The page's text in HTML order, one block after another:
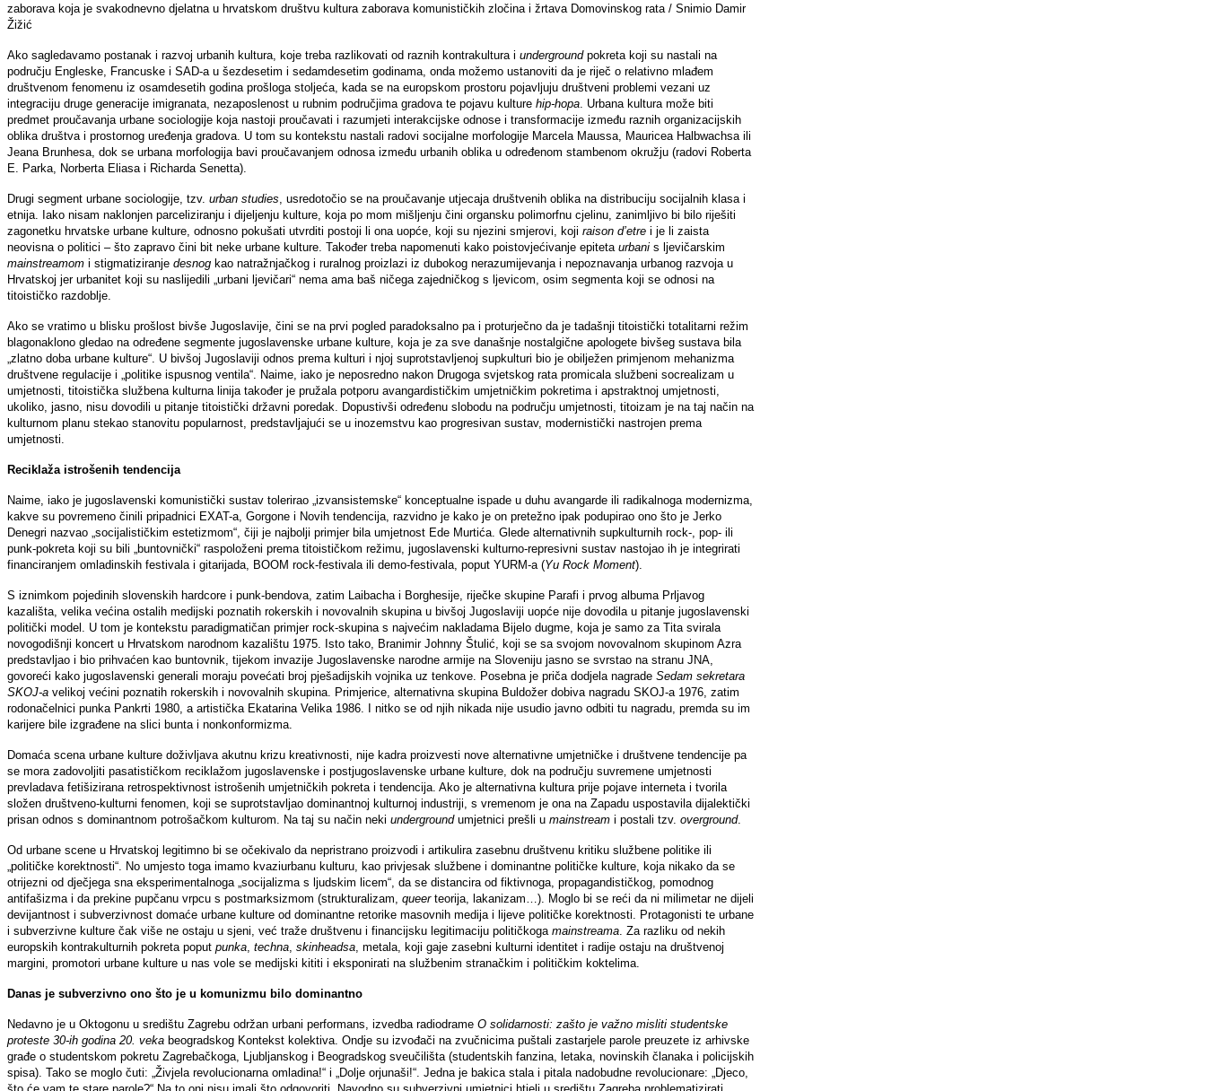
zaborava koja je svakodnevno djelatna u hrvatskom društvu kultura zaborava komunističkih zločina i žrtava Domovinskog rata / Snimio Damir
Žižić
Ako sagledavamo postanak i razvoj urbanih kultura, koje treba razlikovati od raznih kontrakultura i undergroundpokreta koji su nastali na
području Engleske, Francuske i SAD-a u šezdesetim i sedamdesetim godinama, onda možemo ustanoviti da je riječ o relativno mlađem
društvenom fenomenu iz osamdesetih godina prošloga stoljeća, kada se na europskom prostoru pojavljuju društveni problemi vezani uz
integraciju druge generacije imigranata, nezaposlenost u rubnim područjima gradova te pojavu kulture hip-hopa . Urbana kultura može biti
predmet proučavanja urbane sociologije koja nastoji proučavati i razumjeti interakcijske odnose i transformacije između raznih organizacijskih
oblika društva i prostornog uređenja gradova. U tom su kontekstu nastali radovi socijalne morfologije Marcela Maussa, Mauricea Halbwachsa ili
Jeana Brunhesa, dok se urbana morfologija bavi proučavanjem odnosa između urbanih oblika u određenom stambenom okružju (radovi Roberta
E. Parka, Norberta Eliasa i Richarda Senetta).
Drugi segment urbane sociologije, tzv. urban studies , usredotočio se na proučavanje utjecaja društvenih oblika na distribuciju socijalnih klasa i
etnija. Iako nisam naklonjen parceliziranju i dijeljenju kulture, koja po mom mišljenju čini organsku polimorfnu cjelinu, zanimljivo bi bilo riješiti
zagonetku hrvatske urbane kulture, odnosno pokušati utvrditi postoji li ona uopće, koji su njezini smjerovi, koji raison d’etre i je li zaista
neovisna o politici – što zapravo čini bit neke urbane kulture. Također treba napomenuti kako poistovjećivanje epiteta urbani s ljevičarskim
mainstreamom i stigmatiziranje desnog kao natražnjačkog i ruralnog proizlazi iz dubokog nerazumijevanja i nepoznavanja urbanog razvoja u
Hrvatskoj jer urbanitet koji su naslijedili „urbani ljevičari“ nema ama baš ničega zajedničkog s ljevicom, osim segmenta koji se odnosi na
titoističko razdoblje.
Ako se vratimo u blisku prošlost bivše Jugoslavije, čini se na prvi pogled paradoksalno pa i proturječno da je tadašnji titoistički totalitarni režim
blagonaklono gledao na određene segmente jugoslavenske urbane kulture, koja je za sve današnje nostalgične apologete bivšeg sustava bila
„zlatno doba urbane kulture“. U bivšoj Jugoslaviji odnos prema kulturi i njoj suprotstavljenoj supkulturi bio je obilježen primjenom mehanizma
društvene regulacije i „politike ispusnog ventila“. Naime, iako je neposredno nakon Drugoga svjetskog rata promicala službeni socrealizam u
umjetnosti, titoistička službena kulturna linija također je pružala potporu avangardističkim umjetničkim pokretima i apstraktnoj umjetnosti,
ukoliko, jasno, nisu dovodili u pitanje titoistički državni poredak. Dopustivši određenu slobodu na području umjetnosti, titoizam je na taj način na
kulturnom planu stekao stanovitu popularnost, predstavljajući se u inozemstvu kao progresivan sustav, modernistički nastrojen prema
umjetnosti.
Reciklaža istrošenih tendencija
Naime, iako je jugoslavenski komunistički sustav tolerirao „izvansistemske“ konceptualne ispade u duhu avangarde ili radikalnoga modernizma,
kakve su povremeno činili pripadnici EXAT-a, Gorgone i Novih tendencija, razvidno je kako je on pretežno ipak podupirao ono što je Jerko
Denegri nazvao „socijalističkim estetizmom“, čiji je najbolji primjer bila umjetnost Ede Murtića. Glede alternativnih supkulturnih rock-, pop- ili
punk-pokreta koji su bili „buntovnički“ raspoloženi prema titoističkom režimu, jugoslavenski kulturno-represivni sustav nastojao ih je integrirati
financiranjem omladinskih festivala i gitarijada, BOOM rock-festivala ili demo-festivala, poput YURM-a (Yu Rock Moment).
S iznimkom pojedinih slovenskih hardcore i punk-bendova, zatim Laibacha i Borghesije, riječke skupine Parafi i prvog albuma Prljavog
kazališta, velika većina ostalih medijski poznatih rokerskih i novovalnih skupina u bivšoj Jugoslaviji uopće nije dovodila u pitanje jugoslavenski
politički model. U tom je kontekstu paradigmatičan primjer rock-skupina s najvećim nakladama Bijelo dugme, koja je samo za Tita svirala
novogodišnji koncert u Hrvatskom narodnom kazalištu 1975. Isto tako, Branimir Johnny Štulić, koji se sa svojom novovalnom skupinom Azra
predstavljao i bio prihvaćen kao buntovnik, tijekom invazije Jugoslavenske narodne armije na Sloveniju jasno se svrstao na stranu JNA,
govoreći kako jugoslavenski generali moraju povećati broj pješadijskih vojnika uz tenkove. Posebna je priča dodjela nagrade Sedam sekretara
SKOJ-a velikoj većini poznatih rokerskih i novovalnih skupina. Primjerice, alternativna skupina Buldožer dobiva nagradu SKOJ-a 1976, zatim
rodonačelnici punka Pankrti 1980, a artistička Ekatarina Velika 1986. I nitko se od njih nikada nije usudio javno odbiti tu nagradu, premda su im
karijere bile izgrađene na slici bunta i nonkonformizma.
Domaća scena urbane kulture doživljava akutnu krizu kreativnosti, nije kadra proizvesti nove alternativne umjetničke i društvene tendencije pa
se mora zadovoljiti pasatističkom reciklažom jugoslavenske i postjugoslavenske urbane kulture, dok na području suvremene umjetnosti
prevladava fetišizirana retrospektivnost istrošenih umjetničkih pokreta i tendencija. Ako je alternativna kultura prije pojave interneta i tvorila
složen društveno-kulturni fenomen, koji se suprotstavljao dominantnoj kulturnoj industriji, s vremenom je ona na Zapadu uspostavila dijalektički
prisan odnos s dominantnom potrošačkom kulturom. Na taj su način neki undergroundumjetnici prešli u mainstream i postali tzv. overground.
Od urbane scene u Hrvatskoj legitimno bi se očekivalo da nepristrano proizvodi i artikulira zasebnu društvenu kritiku službene politike ili
„političke korektnosti“. No umjesto toga imamo kvaziurbanu kulturu, kao privjesak službene i dominantne političke kulture, koja nikako da se
otrijezni od dječjega sna eksperimentalnoga „socijalizma s ljudskim licem“, da se distancira od fiktivnoga, propagandističkog, pomodnog
antifašizma i da prekine pupčanu vrpcu s postmarksizmom (strukturalizam, queer teorija, lakanizam…). Moglo bi se reći da ni milimetar ne dijeli
devijantnost i subverzivnost domaće urbane kulture od dominantne retorike masovnih medija i lijeve političke korektnosti. Protagonisti te urbane
i subverzivne kulture čak više ne ostaju u sjeni, već traže društvenu i financijsku legitimaciju političkoga mainstreama . Za razliku od nekih
europskih kontrakulturnih pokreta poput punka techna skinheadsa , metala, koji gaje zasebni kulturni identitet i radije ostaju na društvenoj
margini, promotori urbane kulture u nas vole se medijski kititi i eksponirati na službenim stranačkim i političkim koktelima.
Danas je subverzivno ono što je u komunizmu bilo dominantno
Nedavno je u Oktogonu u središtu Zagrebu održan urbani performans, izvedba radiodrame O solidarnosti: zašto je važno misliti studentske
proteste 30-ih godina 20. veka beogradskog Kontekst kolektiva. Ondje su izvođači na zvučnicima puštali zastarjele parole preuzete iz arhivske
građe o studentskom pokretu Zagrebačkoga, Ljubljanskog i Beogradskog sveučilišta (studentskih fanzina, letaka, novinskih članaka i policijskih
spisa). Tako se moglo čuti: „Živjela revolucionarna omladina!“ i „Dolje orjunaši!“. Jedna je bakica stala i pitala nadobudne revolucionare: „Djeco,